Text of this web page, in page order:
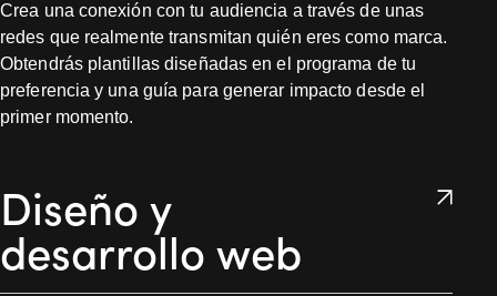
Crea una conexión con tu audiencia a través de unas
redes que realmente transmitan quién eres como marca.
Obtendrás plantillas diseñadas en el programa de tu
preferencia y una guía para generar impacto desde el
primer momento.
Diseño y
desarrollo web